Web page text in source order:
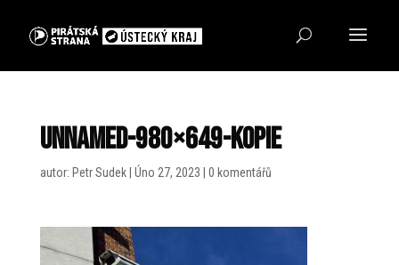
unnamed-980×649-kopie
autor: Petr Sudek| Úno 27, 2023 0 komentářů